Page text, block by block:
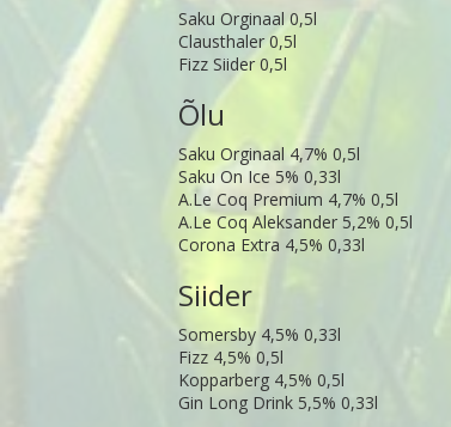
Saku Orginaal 0,5l
Clausthaler 0,5l
Fizz Siider 0,5l
Õlu
Saku Orginaal 4,7% 0,5l
Saku On Ice 5% 0,33l
A.Le Coq Premium 4,7% 0,5l
A.Le Coq Aleksander 5,2% 0,5l
Corona Extra 4,5% 0,33l
Siider
Somersby 4,5% 0,33l
Fizz 4,5% 0,5l
Kopparberg 4,5% 0,5l
Gin Long Drink 5,5% 0,33l